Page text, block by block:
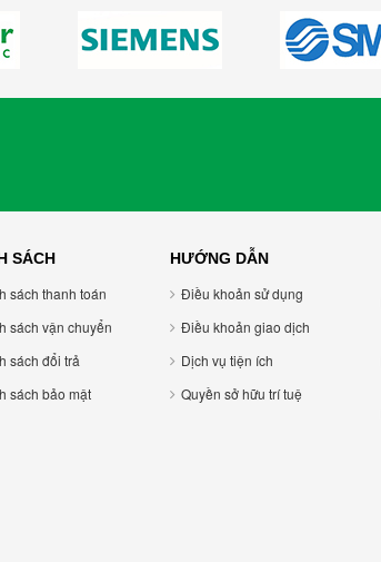
SÁCH
sách thanh toán
sách vận chuyển
sách đổi trả
sách bảo mật
HƯỚNG DẪN
Điều khoản sử dụng
Điều khoản giao dịch
Dịch vụ tiện ích
Quyền sở hữu trí tuệ